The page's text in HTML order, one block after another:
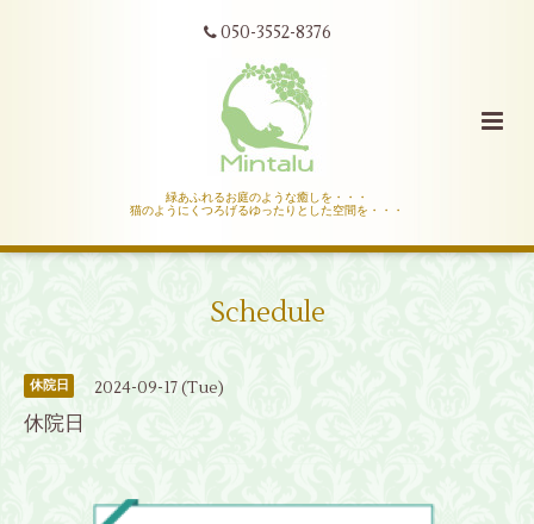
050-3552-8376
緑あふれるお庭のような癒しを・・・
猫のようにくつろげるゆったりとした空間を・・・
Schedule
休院日 2024-09-17 (Tue)
休院日